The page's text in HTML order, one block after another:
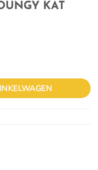
KAT